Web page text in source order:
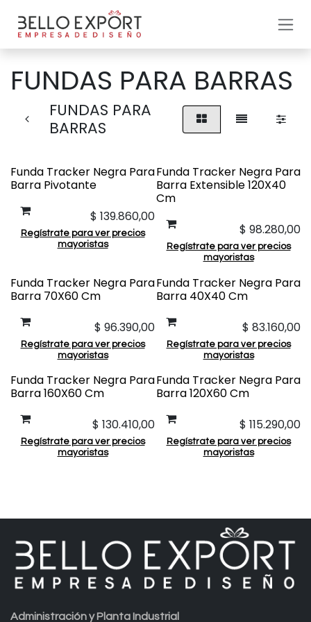
FUNDAS PARA BARRAS
FUNDAS PARA
BARRAS
Funda Tracker Negra Para
Barra Pivotante
$ 139.860,00
Regístrate para ver precios
mayoristas
Funda Tracker Negra Para
Barra Extensible 120X40
Cm
$ 98.280,00
Regístrate para ver precios
mayoristas
Funda Tracker Negra Para
Barra 70X60 Cm
$ 96.390,00
Regístrate para ver precios
mayoristas
Funda Tracker Negra Para
Barra 40X40 Cm
$ 83.160,00
Regístrate para ver precios
mayoristas
Funda Tracker Negra Para
Barra 160X60 Cm
$ 130.410,00
Regístrate para ver precios
mayoristas
Funda Tracker Negra Para
Barra 120X60 Cm
$ 115.290,00
Regístrate para ver precios
mayoristas
Administración y Planta Industrial